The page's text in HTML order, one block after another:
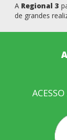
A Regional 3
de grandes